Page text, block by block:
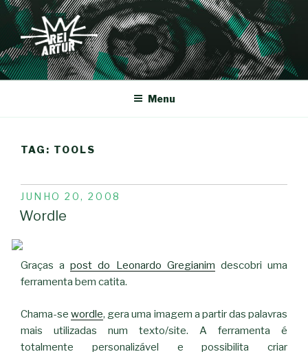
Saltar
para
conteúdo
REI-ARTUR
Menu
TAG: TOOLS
PUBLICADO
EM
JUNHO 20, 2008
Wordle
Graças apost do Leonardo Gregianim descobri uma
ferramenta bem catita.
Chama-sewordle, gera uma imagem a partir das palavras
mais utilizadas num texto/site. A ferramenta é
totalmente personalizável e possibilita criar